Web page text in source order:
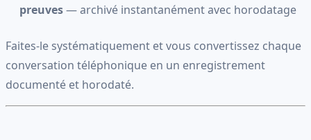
preuves— archivé instantanément avec horodatage
Faites-le systématiquement et vous convertissez chaque
conversation téléphonique en un enregistrement
documenté et horodaté.